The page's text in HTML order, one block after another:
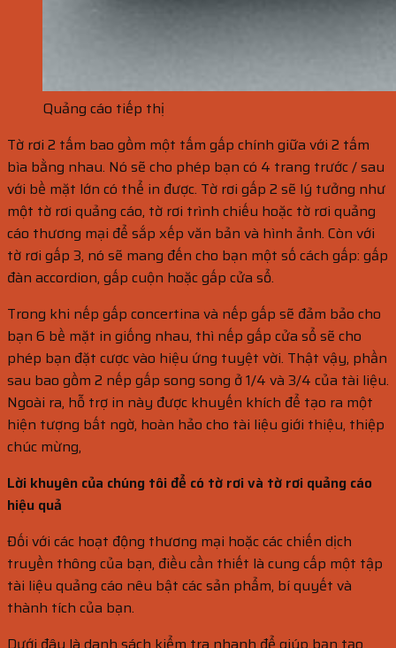
Quảng cáo tiếp thị
Tờ rơi 2 tấm bao gồm một tấm gấp chính giữa với 2 tấm
bìa bằng nhau. Nó sẽ cho phép bạn có 4 trang trước / sau
với bề mặt lớn có thể in được. Tờ rơi gấp 2 sẽ lý tưởng như
một tờ rơi quảng cáo, tờ rơi trình chiếu hoặc tờ rơi quảng
cáo thương mại để sắp xếp văn bản và hình ảnh. Còn với
tờ rơi gấp 3, nó sẽ mang đến cho bạn một số cách gấp: gấp
đàn accordion, gấp cuộn hoặc gấp cửa sổ.
Trong khi nếp gấp concertina và nếp gấp sẽ đảm bảo cho
bạn 6 bề mặt in giống nhau, thì nếp gấp cửa sổ sẽ cho
phép bạn đặt cược vào hiệu ứng tuyệt vời. Thật vậy, phần
sau bao gồm 2 nếp gấp song song ở 1/4 và 3/4 của tài liệu.
Ngoài ra, hỗ trợ in này được khuyến khích để tạo ra một
hiện tượng bất ngờ, hoàn hảo cho tài liệu giới thiệu, thiệp
chúc mừng,
Lời khuyên của chúng tôi để có tờ rơi và tờ rơi quảng cáo
hiệu quả
Đối với các hoạt động thương mại hoặc các chiến dịch
truyền thông của bạn, điều cần thiết là cung cấp một tập
tài liệu quảng cáo nêu bật các sản phẩm, bí quyết và
thành tích của bạn.